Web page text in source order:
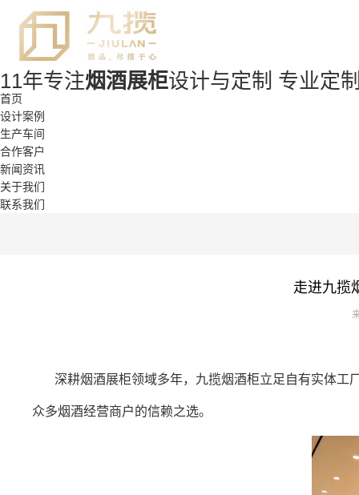
11年专注烟酒展柜设计与定制 专业定
首页
设计案例
生产车间
合作客户
新闻资讯
关于我们
联系我们
走进九揽
深耕烟酒展柜领域多年，九揽烟酒柜立足自有实体工
众多烟酒经营商户的信赖之选。